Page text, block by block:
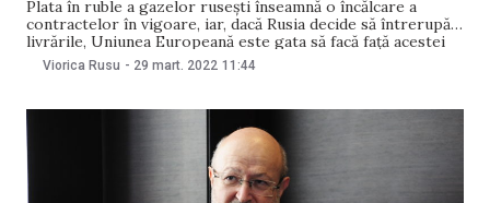
Plata în ruble a gazelor ruseşti înseamnă o încălcare a
contractelor în vigoare, iar, dacă Rusia decide să întrerupă
livrările, Uniunea Europeană este gata să facă faţă acestei
decizii, a afirmat, marţi, comisarul european pentru afaceri
economice, Paolo Gentiloni, prezent la Bucureşti, scrie
Viorica Rusu - 29 mart. 2022 11:44